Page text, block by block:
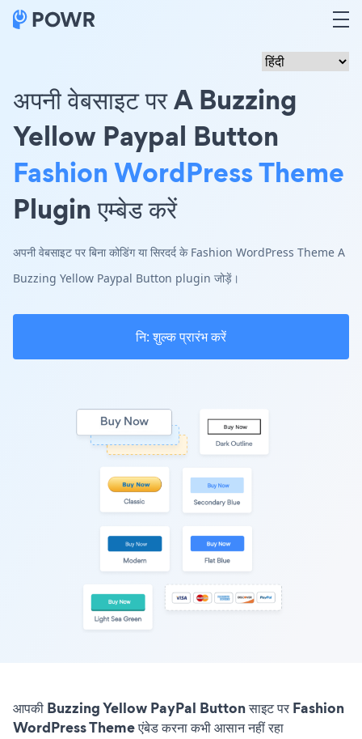
अपनी वेबसाइट पर A Buzzing
Yellow Paypal Button
Fashion WordPress Theme
Plugin एम्बेड करें
अपनी वेबसाइट पर बिना कोडिंग या सिरदर्द के Fashion WordPress Theme A
Buzzing Yellow Paypal Button plugin जोड़ें।
नि: शुल्क प्रारंभ करें
आपकी Buzzing Yellow PayPal Button साइट पर Fashion
WordPress Theme एंबेड करना कभी आसान नहीं रहा